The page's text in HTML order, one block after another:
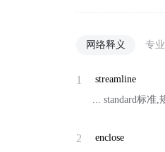
网络释义 专
1
streamline
... standard标准
2
enclose